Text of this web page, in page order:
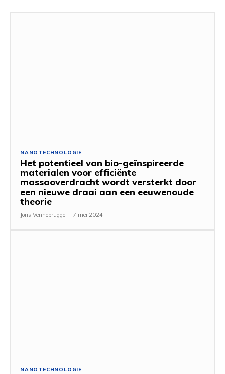
NANOTECHNOLOGIE
Het potentieel van bio-geïnspireerde
materialen voor efficiënte
massaoverdracht wordt versterkt door
een nieuwe draai aan een eeuwenoude
theorie
Joris Vennebrugge - 7 mei 2024
NANOTECHNOLOGIE